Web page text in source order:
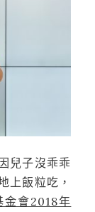
兒子沒乖乖
上飯粒吃，
金會2018年